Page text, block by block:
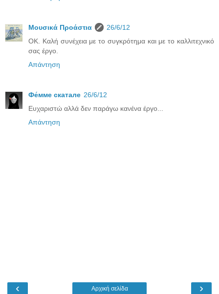
Μουσικά Προάστια
26/6/12
ΟΚ. Καλή συνέχεια με το συγκρότημα και με το καλλιτεχνικό
σας έργο.
Απάντηση
Фе́ммe скатале 26/6/12
Ευχαριστώ αλλά δεν παράγω κανένα έργο...
Απάντηση
‹ ›
Αρχική σελίδα